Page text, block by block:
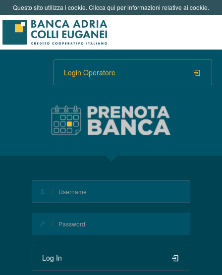
Questo sito utilizza i cookie. Clicca qui per informazioni relative ai cookie.
Login Operatore
Log In